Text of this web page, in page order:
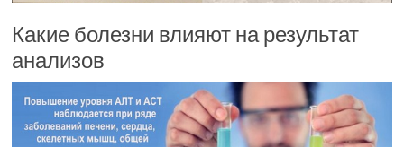
Какие болезни влияют на результат
анализов